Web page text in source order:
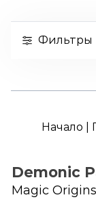
Фильтры
Начало |
Demonic
Magic Origins